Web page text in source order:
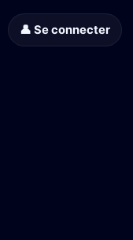
👤 Se connecter